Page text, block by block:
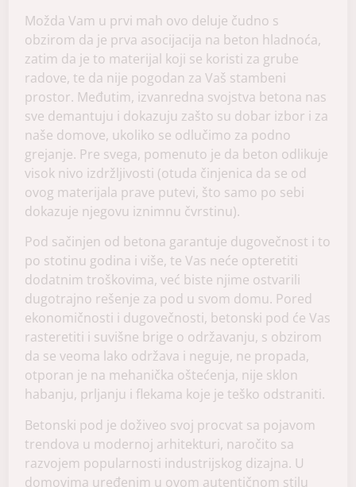
Možda Vam u prvi mah ovo deluje čudno s
obzirom da je prva asocijacija na beton hladnoća,
zatim da je to materijal koji se koristi za grube
radove, te da nije pogodan za Vaš stambeni
prostor. Međutim, izvanredna svojstva betona nas
sve demantuju i dokazuju zašto su dobar izbor i za
naše domove, ukoliko se odlučimo za podno
grejanje. Pre svega, pomenuto je da beton odlikuje
visok nivo izdržljivosti (otuda činjenica da se od
ovog materijala prave putevi, što samo po sebi
dokazuje njegovu iznimnu čvrstinu).
Pod sačinjen od betona garantuje dugovečnost i to
po stotinu godina i više, te Vas neće opteretiti
dodatnim troškovima, već biste njime ostvarili
dugotrajno rešenje za pod u svom domu. Pored
ekonomičnosti i dugovečnosti, betonski pod će Vas
rasteretiti i suvišne brige o održavanju, s obzirom
da se veoma lako održava i neguje, ne propada,
otporan je na mehanička oštećenja, nije sklon
habanju, prljanju i flekama koje je teško odstraniti.
Betonski pod je doživeo svoj procvat sa pojavom
trendova u modernoj arhitekturi, naročito sa
razvojem popularnosti industrijskog dizajna. U
domovima uređenim u ovom autentičnom stilu